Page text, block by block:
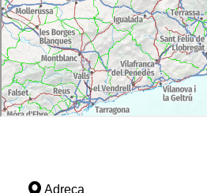
Adreça